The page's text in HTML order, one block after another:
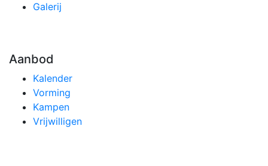
Galerij
Aanbod
Kalender
Vorming
Kampen
Vrijwilligen